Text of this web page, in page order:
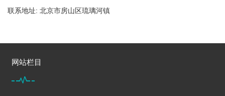
联系地址: 北京市房山区琉璃河镇
网站栏目